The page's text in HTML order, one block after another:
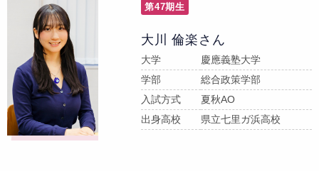
第47期生
大川 倫楽さん
大学
慶應義塾大学
学部
総合政策学部
入試方式
夏秋AO
出身高校
県立七里ガ浜高校